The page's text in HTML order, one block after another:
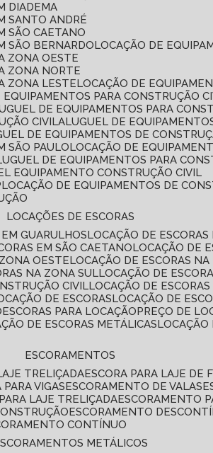
DIADEMA
SANTO ANDRÉ
SÃO CAETANO
SÃO BERNARDO LOCAÇÃO DE
ZONA OESTE
ZONA NORTE
ZONA LESTE LOCAÇÃO DE
EQUIPAMENTOS PARA CONSTRUÇÃO
DE EQUIPAMENTOS PARA
CIVIL ALUGUEL DE
DE EQUIPAMENTOS DE
SÃO PAULO LOCAÇÃO DE
DE EQUIPAMENTOS PARA
EQUIPAMENTO CONSTRUÇÃO CIVIL
LOCAÇÃO DE EQUIPAMENTOS DE
LOCAÇÕES DE ESCORAS
EM GUARULHOS LOCAÇÃO DE
EM SÃO CAETANO LOCAÇÃO DE
OESTE LOCAÇÃO DE ESCORAS
NA ZONA SUL LOCAÇÃO DE
CIVIL LOCAÇÃO DE
DE ESCORAS LOCAÇÃO DE
ESCORAS PARA LOCAÇÃO
PREÇO DE
DE ESCORAS METÁLICAS
ESCORAMENTOS
TRELIÇADA ESCORA PARA LAJE DE
PARA VIGAS ESCORAMENTO DE VALAS
LAJE TRELIÇADA ESCORAMENTO
ESCORAMENTO
CONTÍNUO
ESCORAMENTOS METÁLICOS